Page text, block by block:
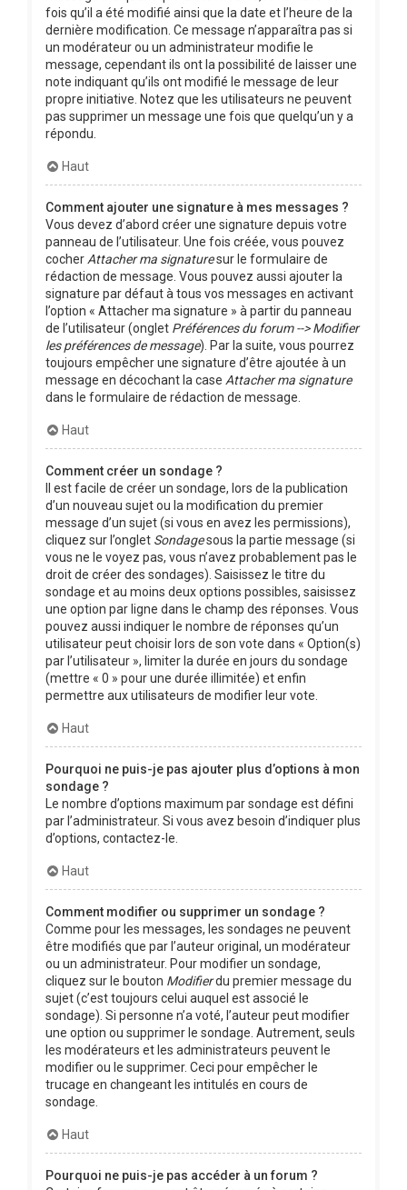
fois qu’il a été modifié ainsi que la date et l’heure de la
dernière modification. Ce message n’apparaîtra pas si
un modérateur ou un administrateur modifie le
message, cependant ils ont la possibilité de laisser une
note indiquant qu’ils ont modifié le message de leur
propre initiative. Notez que les utilisateurs ne peuvent
pas supprimer un message une fois que quelqu’un y a
répondu.
Haut
Comment ajouter une signature à mes messages ?
Vous devez d’abord créer une signature depuis votre
panneau de l’utilisateur. Une fois créée, vous pouvez
cocher Attacher ma signaturesur le formulaire de
rédaction de message. Vous pouvez aussi ajouter la
signature par défaut à tous vos messages en activant
l’option « Attacher ma signature » à partir du panneau
de l’utilisateur (onglet Préférences du forum --> Modifier
les préférences de message). Par la suite, vous pourrez
toujours empêcher une signature d’être ajoutée à un
message en décochant la case Attacher ma signature
dans le formulaire de rédaction de message.
Haut
Comment créer un sondage ?
Il est facile de créer un sondage, lors de la publication
d’un nouveau sujet ou la modification du premier
message d’un sujet (si vous en avez les permissions),
cliquez sur l’onglet Sondagesous la partie message (si
vous ne le voyez pas, vous n’avez probablement pas le
droit de créer des sondages). Saisissez le titre du
sondage et au moins deux options possibles, saisissez
une option par ligne dans le champ des réponses. Vous
pouvez aussi indiquer le nombre de réponses qu’un
utilisateur peut choisir lors de son vote dans « Option(s)
par l’utilisateur », limiter la durée en jours du sondage
(mettre « 0 » pour une durée illimitée) et enfin
permettre aux utilisateurs de modifier leur vote.
Haut
Pourquoi ne puis-je pas ajouter plus d’options à mon
sondage ?
Le nombre d’options maximum par sondage est défini
par l’administrateur. Si vous avez besoin d’indiquer plus
d’options, contactez-le.
Haut
Comment modifier ou supprimer un sondage ?
Comme pour les messages, les sondages ne peuvent
être modifiés que par l’auteur original, un modérateur
ou un administrateur. Pour modifier un sondage,
cliquez sur le bouton Modifierdu premier message du
sujet (c’est toujours celui auquel est associé le
sondage). Si personne n’a voté, l’auteur peut modifier
une option ou supprimer le sondage. Autrement, seuls
les modérateurs et les administrateurs peuvent le
modifier ou le supprimer. Ceci pour empêcher le
trucage en changeant les intitulés en cours de
sondage.
Haut
Pourquoi ne puis-je pas accéder à un forum ?